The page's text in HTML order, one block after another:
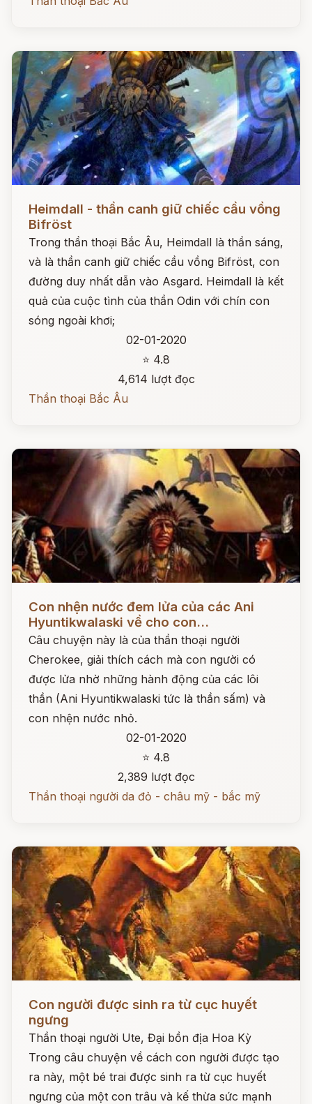
Heimdall - thần canh giữ chiếc cầu vồng
Bifröst
Trong thần thoại Bắc Âu, Heimdall là thần sáng,
và là thần canh giữ chiếc cầu vồng Bifröst, con
đường duy nhất dẫn vào Asgard. Heimdall là kết
quả của cuộc tình của thần Odin với chín con
sóng ngoài khơi;
02-01-2020
⭐ 4.8
4,614 lượt đọc
Thần thoại Bắc Âu
Con nhện nước đem lửa của các Ani
Hyuntikwalaski về cho con...
Câu chuyện này là của thần thoại người
Cherokee, giải thích cách mà con người có
được lửa nhờ những hành động của các lôi
thần (Ani Hyuntikwalaski tức là thần sấm) và
con nhện nước nhỏ.
02-01-2020
⭐ 4.8
2,389 lượt đọc
Thần thoại người da đỏ - châu mỹ - bắc mỹ
Con người được sinh ra từ cục huyết
ngưng
Thần thoại người Ute, Đại bồn địa Hoa Kỳ
Trong câu chuyện về cách con người được tạo
ra này, một bé trai được sinh ra từ cục huyết
ngưng của một con trâu và kế thừa sức mạnh